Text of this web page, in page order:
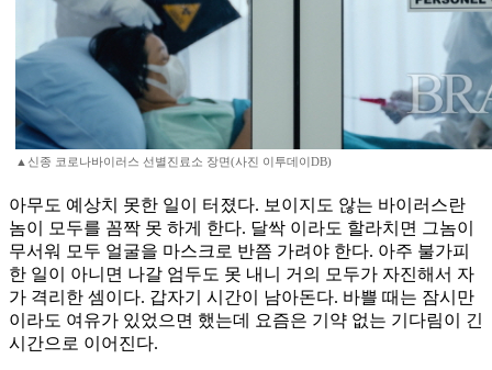
▲신종 코로나바이러스 선별진료소 장면(사진 이투데이DB)
아무도 예상치 못한 일이 터졌다. 보이지도 않는 바이러스란
놈이 모두를 꼼짝 못 하게 한다. 달싹 이라도 할라치면 그놈이
무서워 모두 얼굴을 마스크로 반쯤 가려야 한다. 아주 불가피
한 일이 아니면 나갈 엄두도 못 내니 거의 모두가 자진해서 자
가 격리한 셈이다. 갑자기 시간이 남아돈다. 바쁠 때는 잠시만
이라도 여유가 있었으면 했는데 요즘은 기약 없는 기다림이 긴
시간으로 이어진다.